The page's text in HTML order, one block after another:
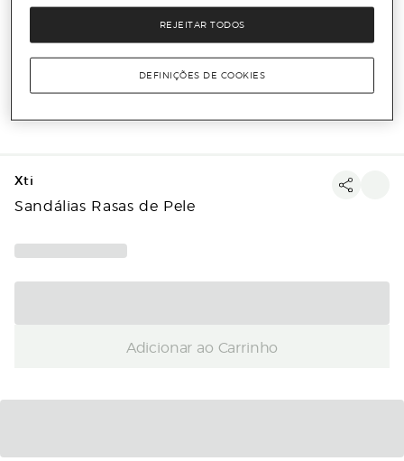
Xti
Sandálias Rasas de Pele
Adicionar ao Carrinho
REJEITAR TODOS
DEFINIÇÕES DE COOKIES